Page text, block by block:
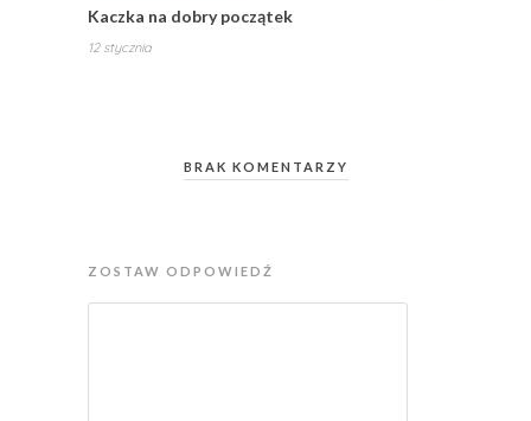
Kaczka na dobry początek
12 stycznia
BRAK KOMENTARZY
ZOSTAW ODPOWIEDŹ